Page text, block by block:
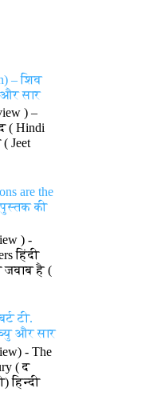
– शिव
और सार
) –
( Hindi
Jeet
are the
की
) -
हिंदी
जवाब है (
टी.
और सार
- The
( द
हिन्दी